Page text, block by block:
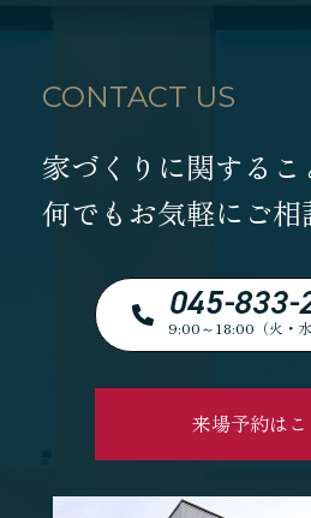
CONTACT US
家づくりに関するこ
何でもお気軽にご相
045-833-
9:00～18:00（火・水
来場予約はこ